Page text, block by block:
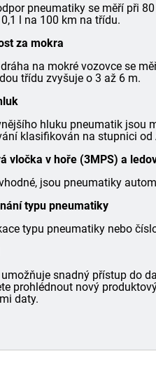
pneumatiky se měří při
l na 100 km na třídu.
za mokra
na mokré vozovce se
třídu zvyšuje o 3 až 6 m.
hluku pneumatik jsou
klasifikován na stupnici od
vločka v hoře (3MPS) a
jsou pneumatiky
typu pneumatiky
typu pneumatiky nebo
umožňuje snadný přístup do
prohlédnout nový
daty.